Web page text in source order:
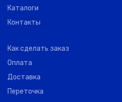
Каталоги
Контакты
Как сделать заказ
Оплата
Доставка
Переточка